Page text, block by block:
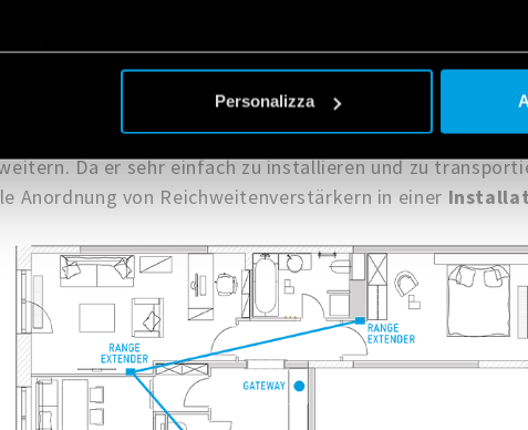
a
Personalizza
Typ 1Y.E8 lässt sich die Reichweite von
Da er sehr einfach zu installieren und zu
Anordnung von Reichweitenverstärkern in einer